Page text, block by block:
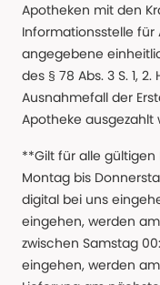
Apotheken mit den
Informationsstelle für
angegebene
des § 78 Abs. 3 S. 1,
Ausnahmefall der
Apotheke ausgezahlt
**Gilt für alle gültigen
Montag bis
digital bei uns
eingehen, werden
zwischen Samstag
eingehen, werden